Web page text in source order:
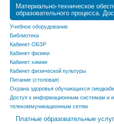
Материально-техническое
образовательного процесса.
Учебное оборудование
Библиотека
Кабинет ОБЗР
Кабинет физики
Кабинет химии
Кабинет физической культуры
Питание (столовая)
Охрана здоровья обучающихся
Доступ к информационным системам и
телекоммуникационным сетям
Платные образовательные